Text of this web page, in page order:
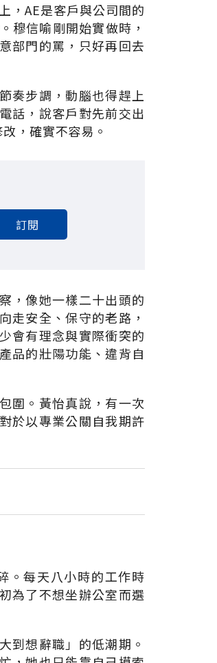
，AE是客戶與公司間的
穆信喻剛開始實做時，
部門的罵，只好再回去
奏步調，動腦也得趕上
話，說客戶對先前交出
，確實不容易。
訂閱
，像她一樣二十出頭的
走安全、保守的老路，
會有理念與實際衝突的
品的壯陽功能、違背自
圍。黃怡真說，有一次
於以專業公關自我期許
。每天八小時的工作時
為了不想坐辦公室而選
到想辭職」的低潮期。